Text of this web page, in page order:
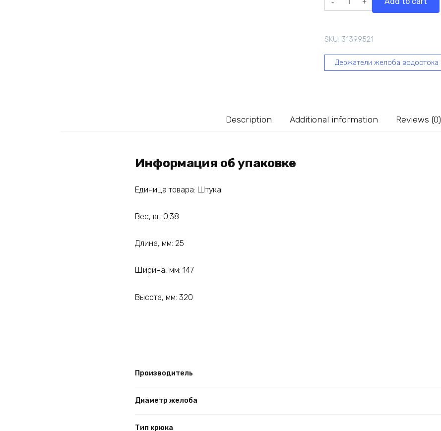
желоба
125
мм,
краcный
SKU: 31399521
Держатели желоба водостока
Description Additional information Reviews (0)
Информация об упаковке
Единица товара: Штука
Вес, кг: 0.38
Длина, мм: 25
Ширина, мм: 147
Высота, мм: 320
Производитель
Диаметр желоба
Тип крюка